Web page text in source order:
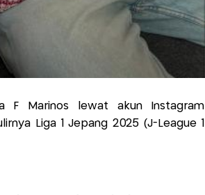
F Marinos lewat akun Instagram
Liga 1 Jepang 2025 (J-League 1